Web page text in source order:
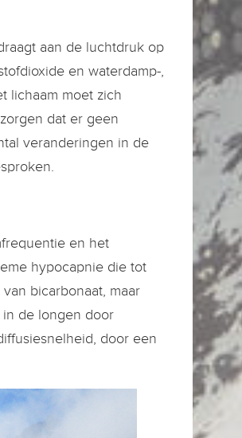
aan de luchtdruk op
en waterdamp-,
lichaam moet zich
dat er geen
veranderingen in de
en het
hypocapnie die tot
bicarbonaat, maar
in de longen door
door een